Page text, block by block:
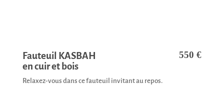
Fauteuil KASBAH
en cuir et bois
Relaxez-vous dans ce fauteuil invitant au repos.
550€